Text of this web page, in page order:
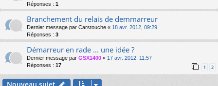
Réponses : 1
Branchement du relais de demmarreur
Dernier message par Carstouche « 18 avr. 2012, 09:29
Réponses : 3
Démarreur en rade ... une idée ?
Dernier message par GSX1400 « 17 avr. 2012, 11:57
Réponses : 17 1 2